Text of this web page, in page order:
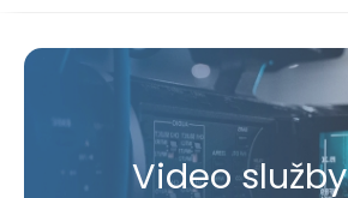
Video služby